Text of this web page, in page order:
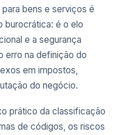
bens e serviços é
burocrática: é o elo
e a segurança
erro na definição do
em impostos,
do negócio.
prático da classificação
de códigos, os riscos